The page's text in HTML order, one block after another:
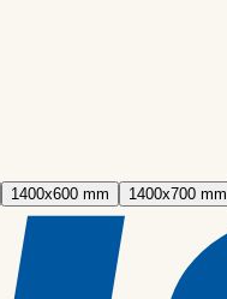
1400x600 mm 1400x700 mm